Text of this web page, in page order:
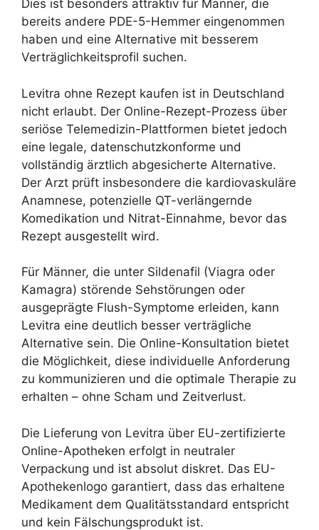
Dies ist besonders attraktiv für Männer, die
bereits andere PDE-5-Hemmer eingenommen
haben und eine Alternative mit besserem
Verträglichkeitsprofil suchen.
Levitra ohne Rezept kaufen ist in Deutschland
nicht erlaubt. Der Online-Rezept-Prozess über
seriöse Telemedizin-Plattformen bietet jedoch
eine legale, datenschutzkonforme und
vollständig ärztlich abgesicherte Alternative.
Der Arzt prüft insbesondere die kardiovaskuläre
Anamnese, potenzielle QT-verlängernde
Komedikation und Nitrat-Einnahme, bevor das
Rezept ausgestellt wird.
Für Männer, die unter Sildenafil (Viagra oder
Kamagra) störende Sehstörungen oder
ausgeprägte Flush-Symptome erleiden, kann
Levitra eine deutlich besser verträgliche
Alternative sein. Die Online-Konsultation bietet
die Möglichkeit, diese individuelle Anforderung
zu kommunizieren und die optimale Therapie zu
erhalten – ohne Scham und Zeitverlust.
Die Lieferung von Levitra über EU-zertifizierte
Online-Apotheken erfolgt in neutraler
Verpackung und ist absolut diskret. Das EU-
Apothekenlogo garantiert, dass das erhaltene
Medikament dem Qualitätsstandard entspricht
und kein Fälschungsprodukt ist.